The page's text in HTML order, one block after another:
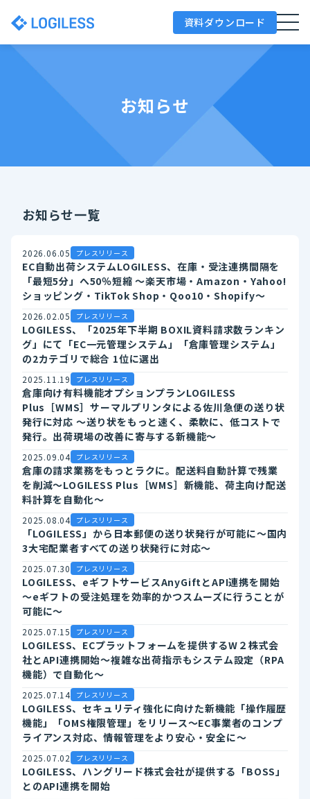
資料ダウンロード
お知らせ
お知らせ一覧
2026.06.05 プレスリリース
EC自動出荷システムLOGILESS、在庫・受注連携間隔を
「最短5分」へ50％短縮 ～楽天市場・Amazon・Yahoo!
ショッピング・TikTok Shop・Qoo10・Shopify～
2026.02.05 プレスリリース
LOGILESS、「2025年下半期 BOXIL資料請求数ランキン
グ」にて「EC一元管理システム」「倉庫管理システム」
の2カテゴリで総合 1位に選出
2025.11.19 プレスリリース
倉庫向け有料機能オプションプランLOGILESS
Plus［WMS］サーマルプリンタによる佐川急便の送り状
発行に対応 ～送り状をもっと速く、柔軟に、低コストで
発行。出荷現場の改善に寄与する新機能～
2025.09.04 プレスリリース
倉庫の請求業務をもっとラクに。配送料自動計算で残業
を削減～LOGILESS Plus［WMS］新機能、荷主向け配送
料計算を自動化～
2025.08.04 プレスリリース
「LOGILESS」から日本郵便の送り状発行が可能に～国内
3大宅配業者すべての送り状発行に対応～
2025.07.30 プレスリリース
LOGILESS、eギフトサービスAnyGiftとAPI連携を開始
～eギフトの受注処理を効率的かつスムーズに行うことが
可能に～
2025.07.15 プレスリリース
LOGILESS、ECプラットフォームを提供するW２株式会
社とAPI連携開始～複雑な出荷指示もシステム設定（RPA
機能）で自動化～
2025.07.14 プレスリリース
LOGILESS、セキュリティ強化に向けた新機能「操作履歴
機能」「OMS権限管理」をリリース～EC事業者のコンプ
ライアンス対応、情報管理をより安心・安全に～
2025.07.02 プレスリリース
LOGILESS、ハングリード株式会社が提供する「BOSS」
とのAPI連携を開始